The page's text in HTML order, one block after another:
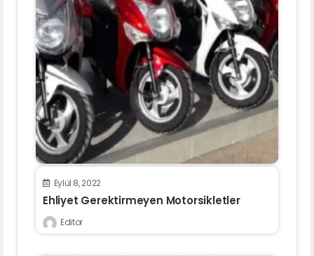
Eylül 8, 2022
Ehliyet Gerektirmeyen Motorsikletler
Editor